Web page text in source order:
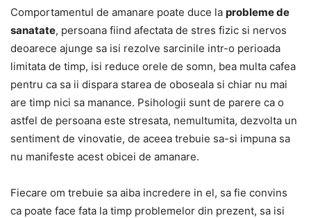
Comportamentul de amanare poate duce la probleme de
sanatate, persoana fiind afectata de stres fizic si nervos
deoarece ajunge sa isi rezolve sarcinile intr-o perioada
limitata de timp, isi reduce orele de somn, bea multa cafea
pentru ca sa ii dispara starea de oboseala si chiar nu mai
are timp nici sa manance. Psihologii sunt de parere ca o
astfel de persoana este stresata, nemultumita, dezvolta un
sentiment de vinovatie, de aceea trebuie sa-si impuna sa
nu manifeste acest obicei de amanare.
Fiecare om trebuie sa aiba incredere in el, sa fie convins
ca poate face fata la timp problemelor din prezent, sa isi